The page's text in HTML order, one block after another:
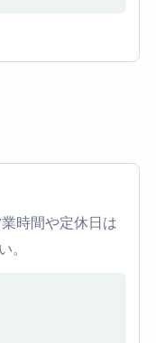
時間や定休日は